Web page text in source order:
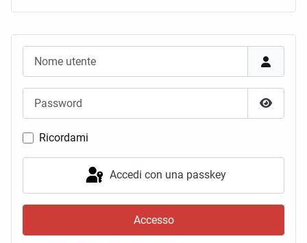
Mostra
Ricordami
Accedi con una passkey
Accesso